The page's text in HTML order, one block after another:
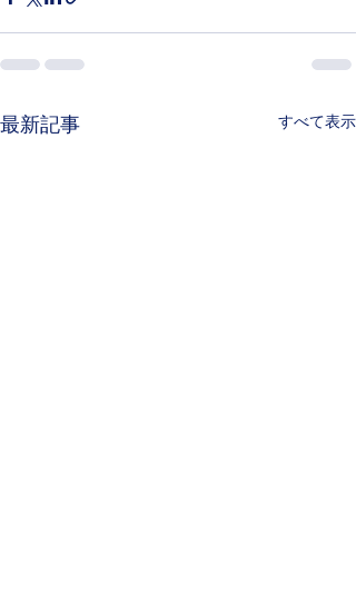
最新記事 すべて表示